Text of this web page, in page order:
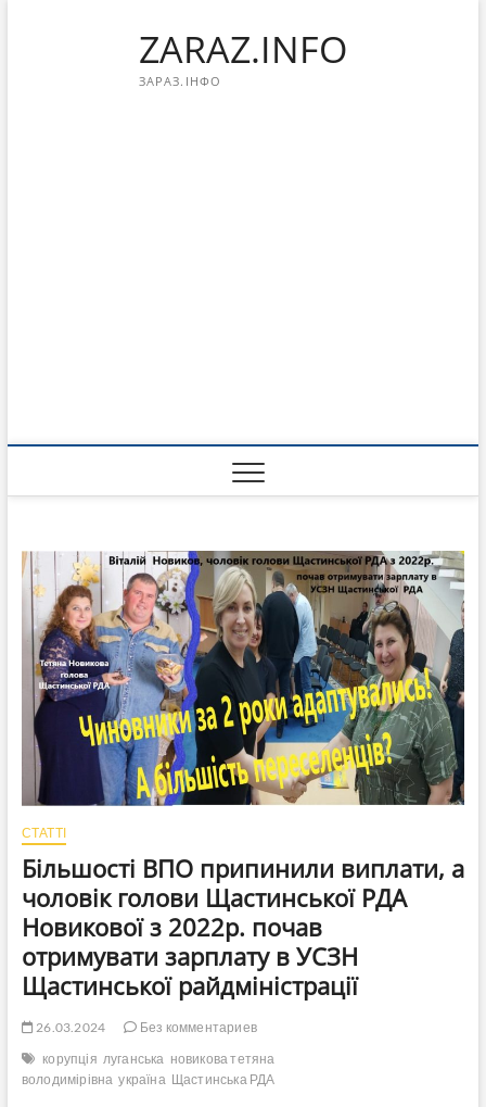
ZARAZ.INFO
ЗАРАЗ.ІНФО
СТАТТІ
Більшості ВПО припинили виплати, а
чоловік голови Щастинської РДА
Новикової з 2022р. почав
отримувати зарплату в УСЗН
Щастинської райдміністрації
26.03.2024
Без комментариев
корупція луганська новикова тетяна
володимірівна україна Щастинська РДА